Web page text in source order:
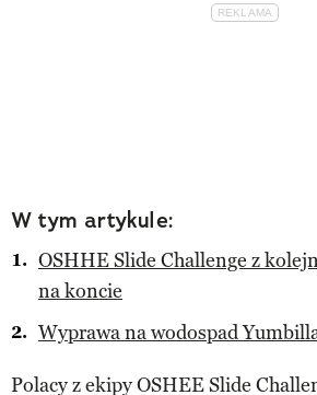
W tym artykule:
OSHHE Slide Challenge z
na koncie
Wyprawa na wodospad
Polacy z ekipy OSHEE Slide